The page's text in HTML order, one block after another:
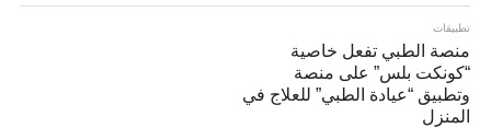
تطبيقات
منصة الطبي تفعل خاصية
“كونكت بلس” على منصة
وتطبيق “عيادة الطبي” للعلاج في
المنزل